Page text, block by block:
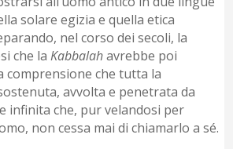
solare egizia e quella etica
nel corso dei secoli, la
che laKabbalahavrebbe poi
comprensione che tutta la
avvolta e penetrata da
infinita che, pur velandosi per
non cessa mai di chiamarlo a sé.